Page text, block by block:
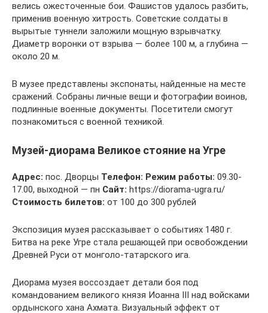
велись ожесточенные бои. Фашистов удалось разбить,
применив военную хитрость. Советские солдаты в
вырытые туннели заложили мощную взрывчатку.
Диаметр воронки от взрыва — более 100 м, а глубина —
около 20 м.
В музее представлены экспонаты, найденные на месте
сражений. Собраны личные вещи и фотографии воинов,
подлинные военные документы. Посетители смогут
познакомиться с военной техникой.
Музей-диорама Великое стояние на Угре
Адрес: пос. Дворцы Телефон: Режим работы: 09.30-
17.00, выходной — пн Сайт: https://diorama-ugra.ru/
Стоимость билетов: от 100 до 300 рублей
Экспозиция музея рассказывает о событиях 1480 г.
Битва на реке Угре стала решающей при освобождении
Древней Руси от монголо-татарского ига.
Диорама музея воссоздает детали боя под
командованием великого князя Иоанна III над войсками
ордынского хана Ахмата. Визуальный эффект от